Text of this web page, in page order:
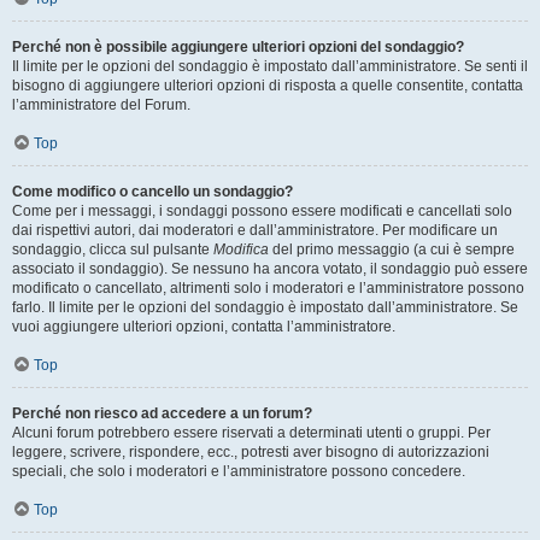
Perché non è possibile aggiungere ulteriori opzioni del sondaggio?
Il limite per le opzioni del sondaggio è impostato dall’amministratore. Se senti il
bisogno di aggiungere ulteriori opzioni di risposta a quelle consentite, contatta
l’amministratore del Forum.
Top
Come modifico o cancello un sondaggio?
Come per i messaggi, i sondaggi possono essere modificati e cancellati solo
dai rispettivi autori, dai moderatori e dall’amministratore. Per modificare un
sondaggio, clicca sul pulsante Modifica del primo messaggio (a cui è sempre
associato il sondaggio). Se nessuno ha ancora votato, il sondaggio può essere
modificato o cancellato, altrimenti solo i moderatori e l’amministratore possono
farlo. Il limite per le opzioni del sondaggio è impostato dall’amministratore. Se
vuoi aggiungere ulteriori opzioni, contatta l’amministratore.
Top
Perché non riesco ad accedere a un forum?
Alcuni forum potrebbero essere riservati a determinati utenti o gruppi. Per
leggere, scrivere, rispondere, ecc., potresti aver bisogno di autorizzazioni
speciali, che solo i moderatori e l’amministratore possono concedere.
Top